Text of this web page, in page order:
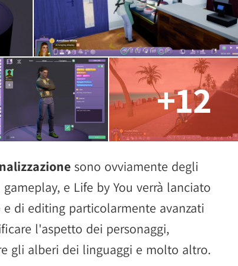
+12
sono ovviamente degli
e Life by You verrà lanciato
di editing particolarmente avanzati
l'aspetto dei personaggi,
gli alberi dei linguaggi e molto altro.